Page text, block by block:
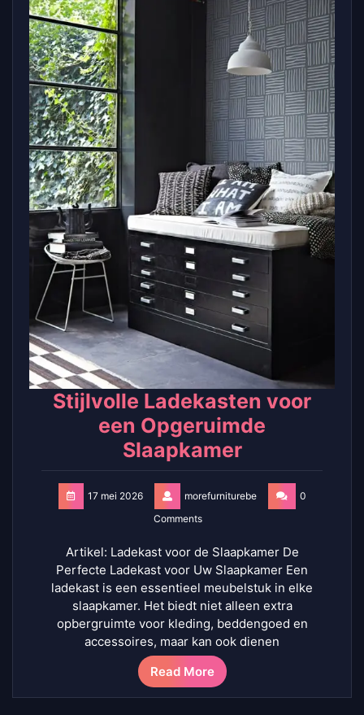
Stijlvolle Ladekasten voor
een Opgeruimde
Slaapkamer
17 mei 2026 morefurniturebe
0
Comments
Artikel: Ladekast voor de Slaapkamer De
Perfecte Ladekast voor Uw Slaapkamer Een
ladekast is een essentieel meubelstuk in elke
slaapkamer. Het biedt niet alleen extra
opbergruimte voor kleding, beddengoed en
accessoires, maar kan ook dienen
Read More